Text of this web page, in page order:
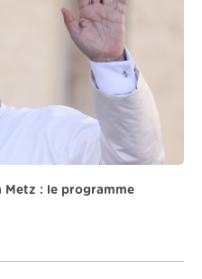
Metz : le programme